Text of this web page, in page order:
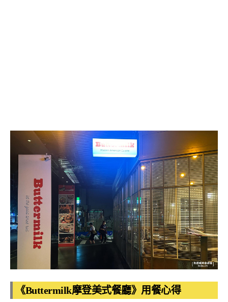
《Buttermilk摩登美式餐廳》用餐心得